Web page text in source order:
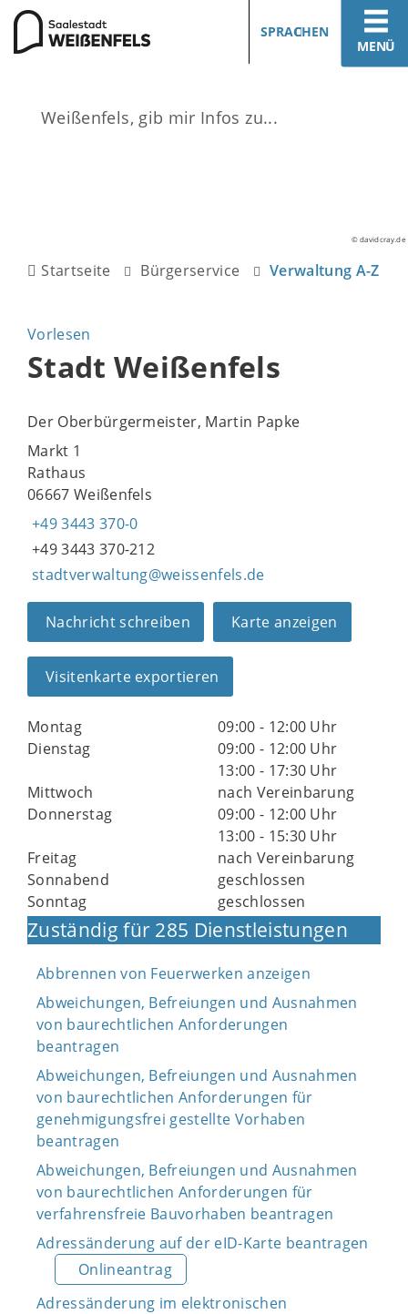
MENÜ
SPRACHEN
© davidcray.de
Startseite Bürgerservice Verwaltung A-Z
Vorlesen
Stadt Weißenfels
Der Oberbürgermeister, Martin Papke
Markt 1
Rathaus
06667 Weißenfels
+49 3443 370-0
+49 3443 370-212
stadtverwaltung@weissenfels.de
Nachricht schreiben Karte anzeigen
Visitenkarte exportieren
Montag
09:00 - 12:00 Uhr
Dienstag
09:00 - 12:00 Uhr
13:00 - 17:30 Uhr
Mittwoch
nach Vereinbarung
Donnerstag
09:00 - 12:00 Uhr
13:00 - 15:30 Uhr
Freitag
nach Vereinbarung
Sonnabend
geschlossen
Sonntag
geschlossen
Zuständig für 285 Dienstleistungen
Abbrennen von Feuerwerken anzeigen
Abweichungen, Befreiungen und Ausnahmen
von baurechtlichen Anforderungen
beantragen
Abweichungen, Befreiungen und Ausnahmen
von baurechtlichen Anforderungen für
genehmigungsfrei gestellte Vorhaben
beantragen
Abweichungen, Befreiungen und Ausnahmen
von baurechtlichen Anforderungen für
verfahrensfreie Bauvorhaben beantragen
Adressänderung auf der eID-Karte beantragen
Onlineantrag
Adressänderung im elektronischen